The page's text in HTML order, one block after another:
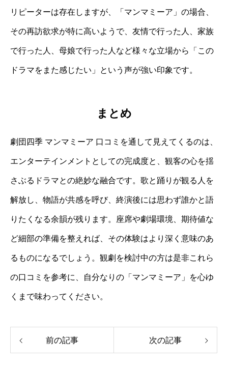
リピーターは存在しますが、「マンマミーア」の場合、
その再訪欲求が特に高いようで、友情で行った人、家族
で行った人、母娘で行った人など様々な立場から「この
ドラマをまた感じたい」という声が強い印象です。
まとめ
劇団四季 マンマミーア 口コミを通して見えてくるのは、
エンターテインメントとしての完成度と、観客の心を揺
さぶるドラマとの絶妙な融合です。歌と踊りが観る人を
解放し、物語が共感を呼び、終演後には思わず誰かと語
りたくなる余韻が残ります。座席や劇場環境、期待値な
ど細部の準備を整えれば、その体験はより深く意味のあ
るものになるでしょう。観劇を検討中の方は是非これら
の口コミを参考に、自分なりの「マンマミーア」を心ゆ
くまで味わってください。
前の記事 次の記事